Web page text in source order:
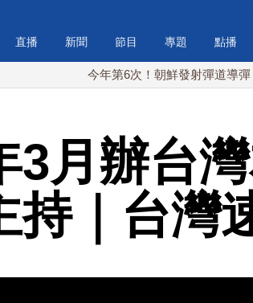
直播 新聞 節目 專題 點播
今年第6次！朝鮮發射彈道導彈 落日本
3月辦台
持｜台灣